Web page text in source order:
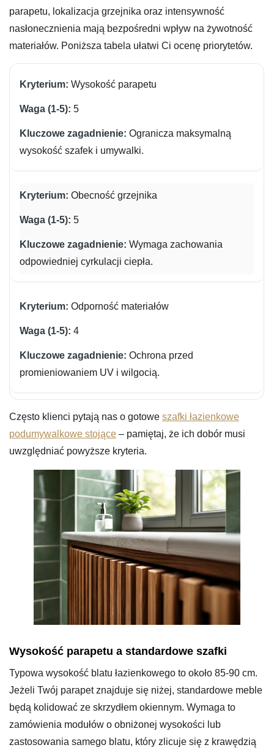
parapetu, lokalizacja grzejnika oraz intensywność
nasłonecznienia mają bezpośredni wpływ na żywotność
materiałów. Poniższa tabela ułatwi Ci ocenę priorytetów.
Wysokość parapetu
5
Ogranicza maksymalną
wysokość szafek i umywalki.
Obecność grzejnika
5
Wymaga zachowania
odpowiedniej cyrkulacji ciepła.
Odporność materiałów
4
Ochrona przed
promieniowaniem UV i wilgocią.
Często klienci pytają nas o gotowe szafki łazienkowe
podumywalkowe stojące – pamiętaj, że ich dobór musi
uwzględniać powyższe kryteria.
Wysokość parapetu a standardowe szafki
Typowa wysokość blatu łazienkowego to około 85-90 cm.
Jeżeli Twój parapet znajduje się niżej, standardowe meble
będą kolidować ze skrzydłem okiennym. Wymaga to
zamówienia modułów o obniżonej wysokości lub
zastosowania samego blatu, który zlicuje się z krawędzią